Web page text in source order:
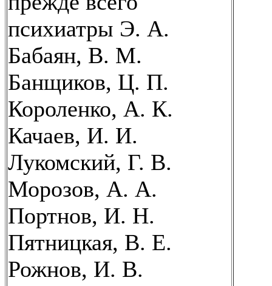
психиатры Э. А.
Бабаян, В. М.
Банщиков, Ц. П.
Короленко, А. К.
Качаев, И. И.
Лукомский, Г. В.
Морозов, А. А.
Портнов, И. Н.
Пятницкая, В. Е.
Рожнов, И. В.